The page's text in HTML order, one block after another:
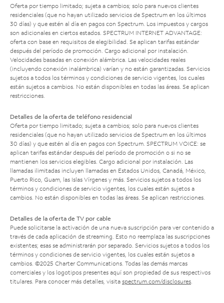
Oferta por tiempo limitado; sujeta a cambios; solo para nuevos clientes
residenciales (que no hayan utilizado servicios de Spectrum en los últimos
30 días) y que estén al día en pagos con Spectrum. Los impuestos y cargos
son adicionales en ciertos estados. SPECTRUM INTERNET ADVANTAGE:
oferta con base en requisitos de elegibilidad. Se aplican tarifas estándar
después del período de promoción. Cargo adicional por instalación.
Velocidades basadas en conexión alámbrica. Las velocidades reales
(incluyendo conexión inalámbrica) varían y no están garantizadas. Servicios
sujetos a todos los términos y condiciones de servicio vigentes, los cuales
están sujetos a cambios. No están disponibles en todas las áreas. Se aplican
restricciones.
Detalles de la oferta de teléfono residencial
Oferta por tiempo limitado; sujeta a cambios; solo para nuevos clientes
residenciales (que no hayan utilizado servicios de Spectrum en los últimos
30 días) y que estén al día en pagos con Spectrum. SPECTRUM VOICE: se
aplican tarifas estándar después del período de promoción o si no se
mantienen los servicios elegibles. Cargo adicional por instalación. Las
llamadas ilimitadas incluyen llamadas en Estados Unidos, Canadá, México,
Puerto Rico, Guam, las Islas Vírgenes y más. Servicios sujetos a todos los
términos y condiciones de servicio vigentes, los cuales están sujetos a
cambios. No están disponibles en todas las áreas. Se aplican restricciones.
Detalles de la oferta de TV por cable
Puede solicitarse la activación de una nueva suscripción para ver contenido a
través de cada aplicación de streaming. Esto no reemplaza las suscripciones
existentes; esas se administrarán por separado. Servicios sujetos a todos los
términos y condiciones de servicio vigentes, los cuales están sujetos a
cambios. ©2025 Charter Communications. Todas las demás marcas
comerciales y los logotipos presentes aquí son propiedad de sus respectivos
titulares. Para conocer más detalles, visita spectrum.com/disclosures